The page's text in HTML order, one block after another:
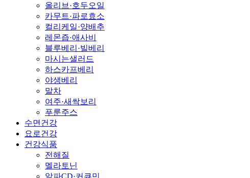
올리브·호두오일
카무트·파로효소
컬리케일·양배추
레몬즙·애사비
블루베리·빌베리
마시는샐러드
하스카프베리
야생베리
말차
여주·새싹보리
푸룬주스
수면건강
요로건강
건강식품
전해질
멜라토닌
알파CD·커큐민